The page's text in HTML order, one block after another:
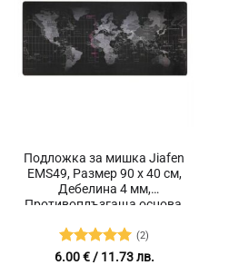
Подложка за мишка Jiafen
EMS49, Размер 90 x 40 см,
Дебелина 4 мм,
Противоплъзгаща основа,
Антибактериална, Карта
на света
Оценено с
(2)
6.00€/ 11.73 лв.